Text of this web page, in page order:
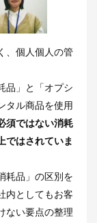
、個人個人の管
品」と「オプシ
タル商品を使用
須ではない消耗
ではされていま
耗品」の区別を
内としてもお客
ない要点の整理